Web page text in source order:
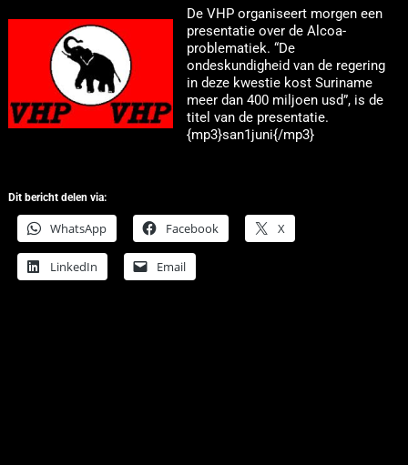
De VHP organiseert morgen een
presentatie over de Alcoa-
problematiek. “De
ondeskundigheid van de regering
in deze kwestie kost Suriname
meer dan 400 miljoen usd”, is de
titel van de presentatie.
{mp3}san1juni{/mp3}
Dit bericht delen via:
WhatsApp Facebook X
LinkedIn Email